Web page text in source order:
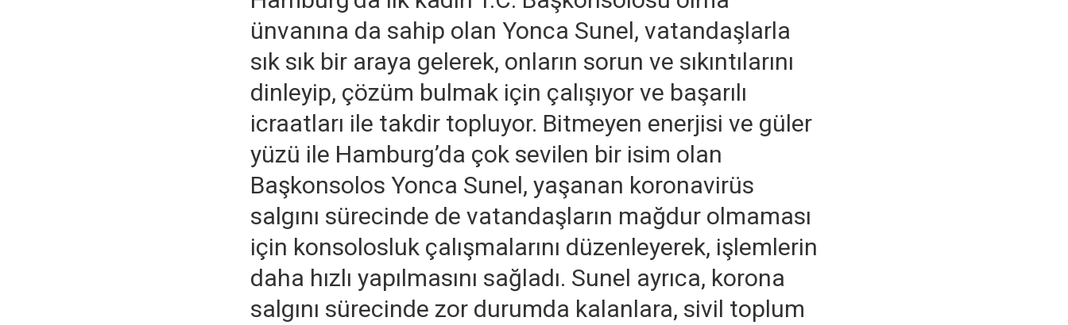
ünvanına da sahip olan Yonca Sunel, vatandaşlarla
sık sık bir araya gelerek, onların sorun ve sıkıntılarını
dinleyip, çözüm bulmak için çalışıyor ve başarılı
icraatları ile takdir topluyor. Bitmeyen enerjisi ve güler
yüzü ile Hamburg’da çok sevilen bir isim olan
Başkonsolos Yonca Sunel, yaşanan koronavirüs
salgını sürecinde de vatandaşların mağdur olmaması
için konsolosluk çalışmalarını düzenleyerek, işlemlerin
daha hızlı yapılmasını sağladı. Sunel ayrıca, korona
salgını sürecinde zor durumda kalanlara, sivil toplum